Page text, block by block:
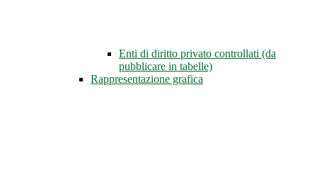
Enti di diritto privato controllati (da
pubblicare in tabelle)
Rappresentazione grafica